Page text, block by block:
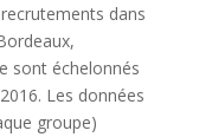
dans
sont échelonnés
Les données
groupe)